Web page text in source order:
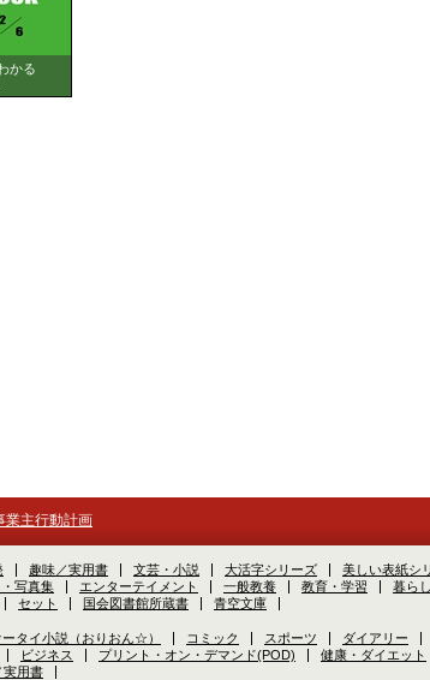
かる
業主行動計画
趣味／実用書 文芸・小説 大活字シリーズ 美しい表紙シ
写真集 エンターテイメント 一般教養 教育・学習 暮ら
セット 国会図書館所蔵書 青空文庫
ータイ小説（おりおん☆） コミック スポーツ
ダイアリー
ビジネス プリント・オン・デマンド(POD) 健康・ダイエット
実用書